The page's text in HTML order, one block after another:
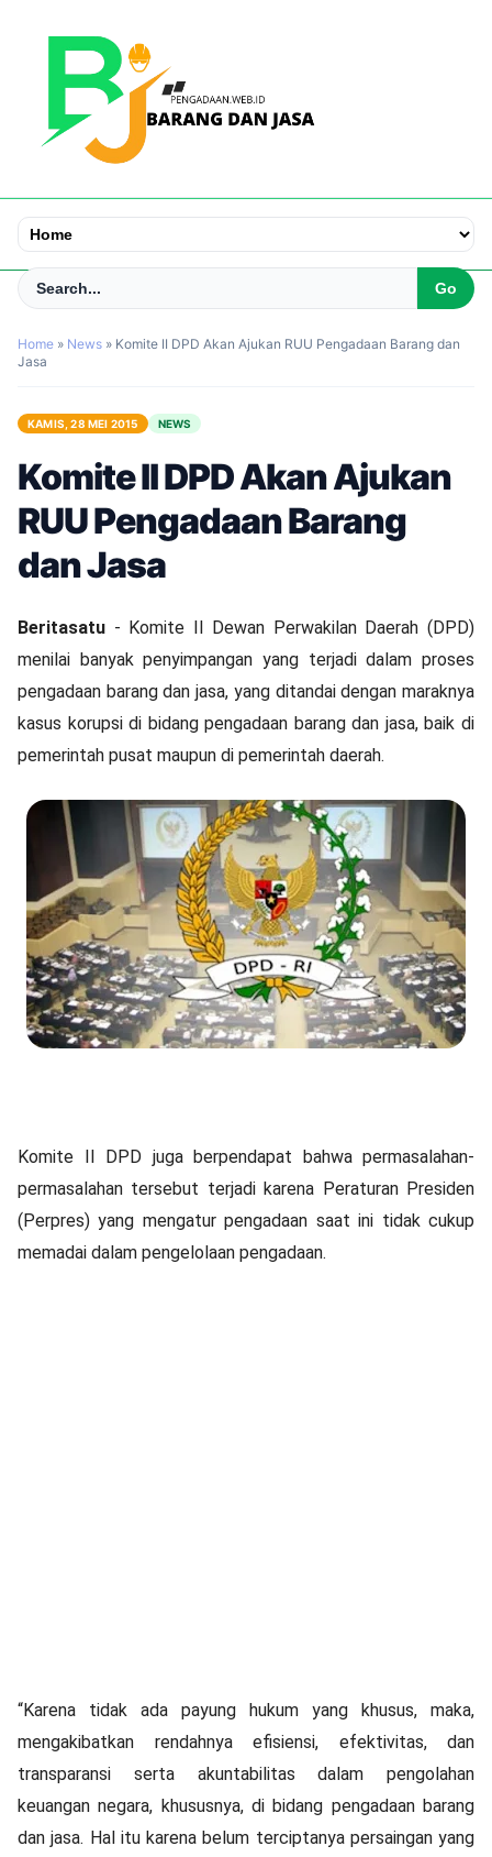
Home » News » Komite II DPD Akan Ajukan RUU Pengadaan Barang dan
Jasa
KAMIS, 28 MEI 2015 NEWS
Komite II DPD Akan Ajukan
RUU Pengadaan Barang
dan Jasa
Beritasatu - Komite II Dewan Perwakilan Daerah (DPD)
menilai banyak penyimpangan yang terjadi dalam proses
pengadaan barang dan jasa, yang ditandai dengan maraknya
kasus korupsi di bidang pengadaan barang dan jasa, baik di
pemerintah pusat maupun di pemerintah daerah.
Komite II DPD juga berpendapat bahwa permasalahan-
permasalahan tersebut terjadi karena Peraturan Presiden
(Perpres) yang mengatur pengadaan saat ini tidak cukup
memadai dalam pengelolaan pengadaan.
“Karena tidak ada payung hukum yang khusus, maka,
mengakibatkan rendahnya efisiensi, efektivitas, dan
transparansi serta akuntabilitas dalam pengolahan
keuangan negara, khususnya, di bidang pengadaan barang
dan jasa. Hal itu karena belum terciptanya persaingan yang